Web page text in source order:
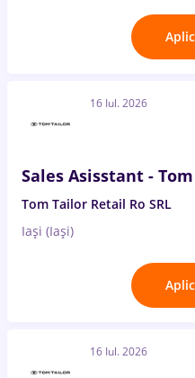
16 Iul. 2026
Sales Asisstant -
Tom Tailor Retail Ro SRL
Iași (Iași)
16 Iul. 2026